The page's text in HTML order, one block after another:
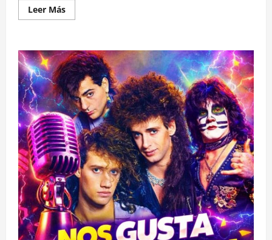
Leer MásLeer
más
Convenios:
oposición
acusa
«blindaje»
a
Martínez
y
Gobierno
dice
que
críticas
son
«antojadizas»